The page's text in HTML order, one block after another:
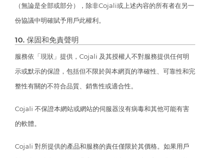
（無論是全部或部分），除非Cojali或上述內容的所有者在另一
份協議中明確賦予用戶此權利。
10. 保固和免責聲明
服務依「現狀」提供，Cojali 及其授權人不對服務提供任何明
示或默示的保證，包括但不限於與本網頁的準確性、可靠性和完
整性有關的不符合品質、銷售性或適合性。
Cojali 不保證本網站或網站的伺服器沒有病毒和其他可能有害
的軟體。
Cojali 對所提供的產品和服務的責任僅限於其價格。如果用戶